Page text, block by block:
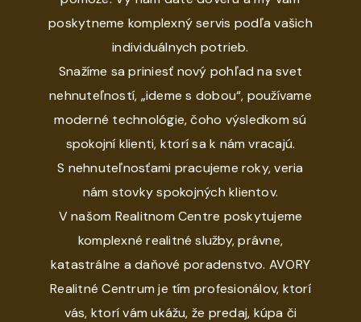
poskytneme komplexný servis podľa vašich
individuálnych potrieb.
Snažíme sa priniesť nový pohľad na svet
nehnuteľností, „ideme s dobou“, používame
moderné technológie, čoho výsledkom sú
spokojní klienti, ktorí sa k nám vracajú.
S nehnuteľnosťami pracujeme roky, veria
nám stovky spokojných klientov.
V našom Realitnom Centre poskytujeme
komplexné realitné služby, právne,
katastrálne a daňové poradenstvo. AVORY
Realitné Centrum je tím profesionálov, ktorí
vás, ktorí vám ukážu, že predaj, kúpa či